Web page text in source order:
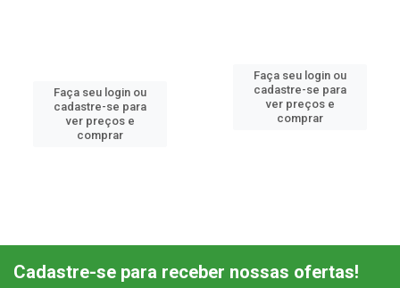
Faça seu login ou
cadastre-se para
ver preços e
comprar
Faça seu login ou
cadastre-se para
ver preços e
comprar
Cadastre-se para receber nossas ofertas!